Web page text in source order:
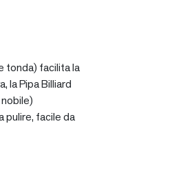
tonda) facilita la
la Pipa Billiard
pulire, facile da